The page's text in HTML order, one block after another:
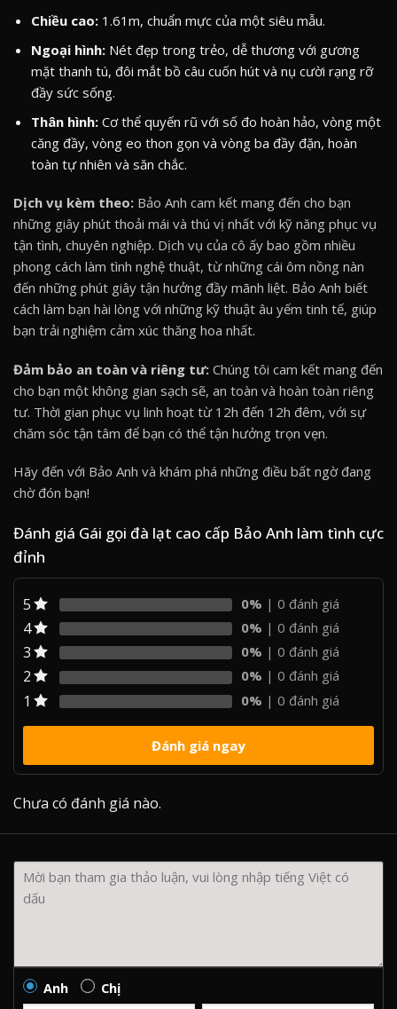
Chiều cao:1.61m, chuẩn mực của một siêu mẫu.
Ngoại hình:Nét đẹp trong trẻo, dễ thương với gương
mặt thanh tú, đôi mắt bồ câu cuốn hút và nụ cười rạng rỡ
đầy sức sống.
Thân hình:Cơ thể quyến rũ với số đo hoàn hảo, vòng một
căng đầy, vòng eo thon gọn và vòng ba đầy đặn, hoàn
toàn tự nhiên và săn chắc.
Dịch vụ kèm theo: Bảo Anh cam kết mang đến cho bạn
những giây phút thoải mái và thú vị nhất với kỹ năng phục vụ
tận tình, chuyên nghiệp. Dịch vụ của cô ấy bao gồm nhiều
phong cách làm tình nghệ thuật, từ những cái ôm nồng nàn
đến những phút giây tận hưởng đầy mãnh liệt. Bảo Anh biết
cách làm bạn hài lòng với những kỹ thuật âu yếm tinh tế, giúp
bạn trải nghiệm cảm xúc thăng hoa nhất.
Đảm bảo an toàn và riêng tư: Chúng tôi cam kết mang đến
cho bạn một không gian sạch sẽ, an toàn và hoàn toàn riêng
tư. Thời gian phục vụ linh hoạt từ 12h đến 12h đêm, với sự
chăm sóc tận tâm để bạn có thể tận hưởng trọn vẹn.
Hãy đến với Bảo Anh và khám phá những điều bất ngờ đang
chờ đón bạn!
Đánh giá Gái gọi đà lạt cao cấp Bảo Anh làm tình cực
đỉnh
5 0% | 0 đánh giá
4 0% | 0 đánh giá
3 0% | 0 đánh giá
2 0% | 0 đánh giá
1 0% | 0 đánh giá
Đánh giá ngay
Chưa có đánh giá nào.
Anh Chị